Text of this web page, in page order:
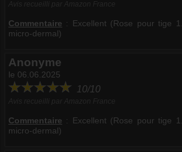
Commentaire : Excellent (Rose pour tige
micro-dermal)
Anonyme
le 06.06.2025
10/10
Commentaire : Excellent (Rose pour tige
micro-dermal)